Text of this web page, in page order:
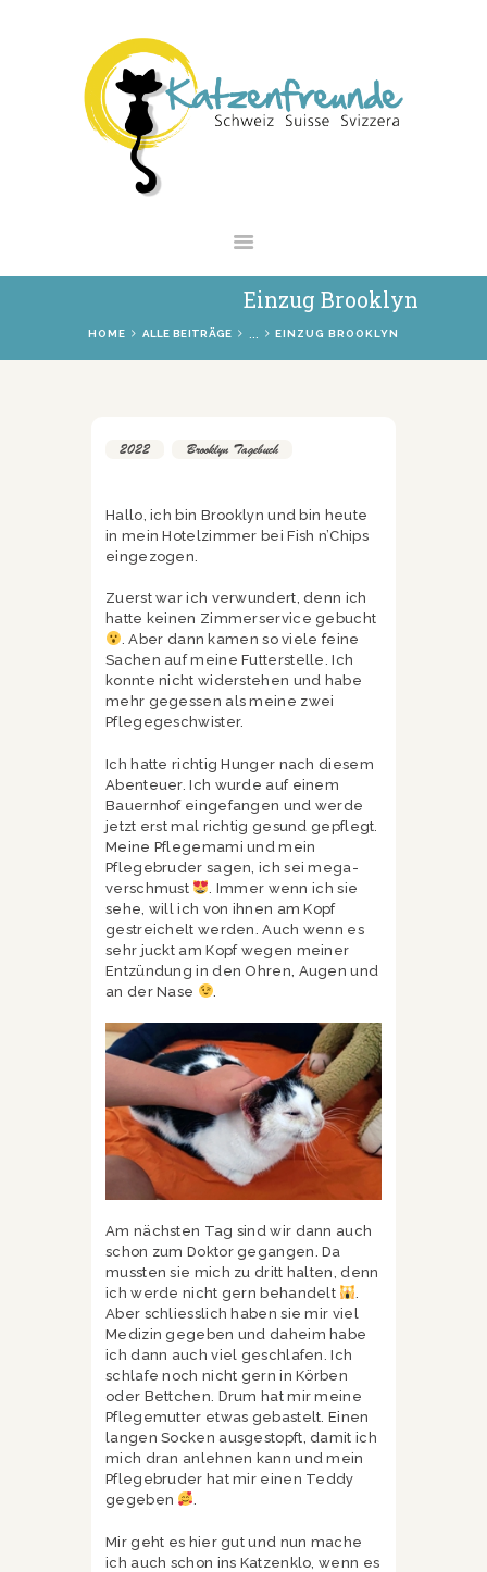
Einzug Brooklyn
HOME ALLE BEITRÄGE EINZUG BROOKLYN
NEWS
VERMITTLUNG
INTERESSANTES
SHOP
2022 Brooklyn Tagebuch
Hallo, ich bin Brooklyn und bin heute
in mein Hotelzimmer bei Fish n’Chips
eingezogen.
Zuerst war ich verwundert, denn ich
hatte keinen Zimmerservice gebucht
. Aber dann kamen so viele feine
Sachen auf meine Futterstelle. Ich
konnte nicht widerstehen und habe
mehr gegessen als meine zwei
Pflegegeschwister.
Ich hatte richtig Hunger nach diesem
Abenteuer. Ich wurde auf einem
Bauernhof eingefangen und werde
jetzt erst mal richtig gesund gepflegt.
Meine Pflegemami und mein
Pflegebruder sagen, ich sei mega-
verschmust
. Immer wenn ich sie
sehe, will ich von ihnen am Kopf
gestreichelt werden. Auch wenn es
sehr juckt am Kopf wegen meiner
Entzündung in den Ohren, Augen und
an der Nase
Am nächsten Tag sind wir dann auch
schon zum Doktor gegangen. Da
mussten sie mich zu dritt halten, denn
ich werde nicht gern behandelt
.
Aber schliesslich haben sie mir viel
Medizin gegeben und daheim habe
ich dann auch viel geschlafen. Ich
schlafe noch nicht gern in Körben
oder Bettchen. Drum hat mir meine
Pflegemutter etwas gebastelt. Einen
langen Socken ausgestopft, damit ich
mich dran anlehnen kann und mein
Pflegebruder hat mir einen Teddy
gegeben
.
Mir geht es hier gut und nun mache
ich auch schon ins Katzenklo, wenn es